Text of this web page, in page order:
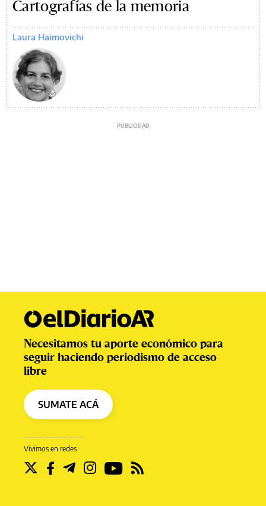
Cartografías de la memoria
Laura Haimovichi
Vivimos en redes
Necesitamos tu aporte económico para
seguir haciendo periodismo de acceso
libre
SUMATE ACÁ